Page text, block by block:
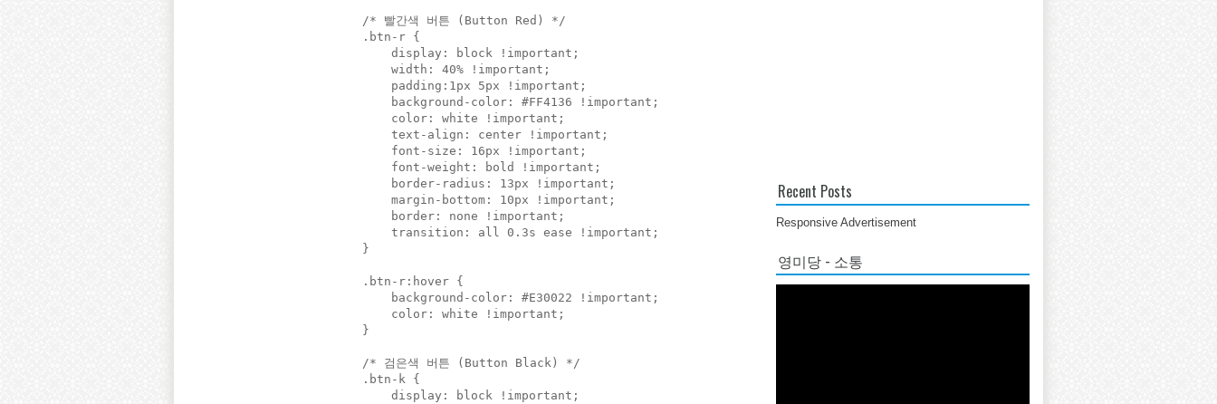
/* 빨간색 버튼 (Button Red) */
.btn-r {
    display: block !important;
    width: 40% !important;
    padding:1px 5px !important;
    background-color: #FF4136 !important;
    color: white !important;
    text-align: center !important;
    font-size: 16px !important;
    font-weight: bold !important;
    border-radius: 13px !important;
    margin-bottom: 10px !important;
    border: none !important;
    transition: all 0.3s ease !important;
}
.btn-r:hover {
    background-color: #E30022 !important;
    color: white !important;
}
/* 검은색 버튼 (Button Black) */
.btn-k {
    display: block !important;
Recent Posts
Responsive Advertisement
영미당 - 소통